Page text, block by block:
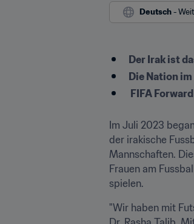
Deutsch -
Der Irak ist
Die Nation
FIFA
Im Juli 2023
der irakische
Mannschaften.
Frauen am
spielen.
"Wir haben mit